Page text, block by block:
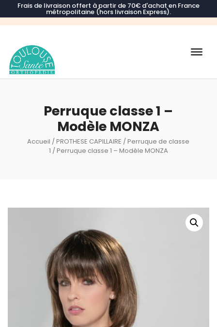
Frais de livraison offert à partir de 70€ d'achat en France
métropolitaine (hors livraison Express).
Recherche
Perruque classe 1 –
Modèle MONZA
Accueil /PROTHESE CAPILLAIRE /Perruque de classe
1 / Perruque classe 1 – Modèle MONZA